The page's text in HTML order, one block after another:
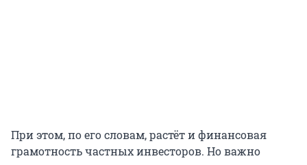
При этом, по его словам, растёт и финансовая
грамотность частных инвесторов. Но важно